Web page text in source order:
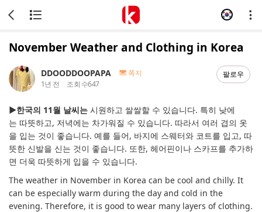
November Weather and Clothing in Korea
DDOODDOOPAPA
쪽지
1년 전
조회 수647
팔로우
▶한국의 11월 날씨는 시원하고 쌀쌀할 수 있습니다. 특히 낮에
는 따뜻하고, 저녁에는 차가워질 수 있습니다. 따라서 여러 겹의 옷
을 입는 것이 좋습니다. 예를 들어, 바지에 스웨터와 코트를 입고, 따
뜻한 신발을 신는 것이 좋습니다. 또한, 헤어핀이나 스카프를 추가하
면 더욱 따뜻하게 입을 수 있습니다.
The weather in November in Korea can be cool and chilly. It
can be especially warm during the day and cold in the
evening. Therefore, it is good to wear many layers of clothing.